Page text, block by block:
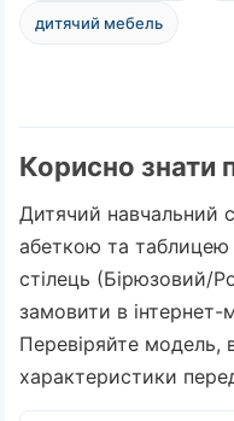
дитячий мебель
Корисно знати
Дитячий навчальний
абеткою та
стілець (Бірюзовий/
замовити в інтернет-
Перевіряйте модель,
характеристики